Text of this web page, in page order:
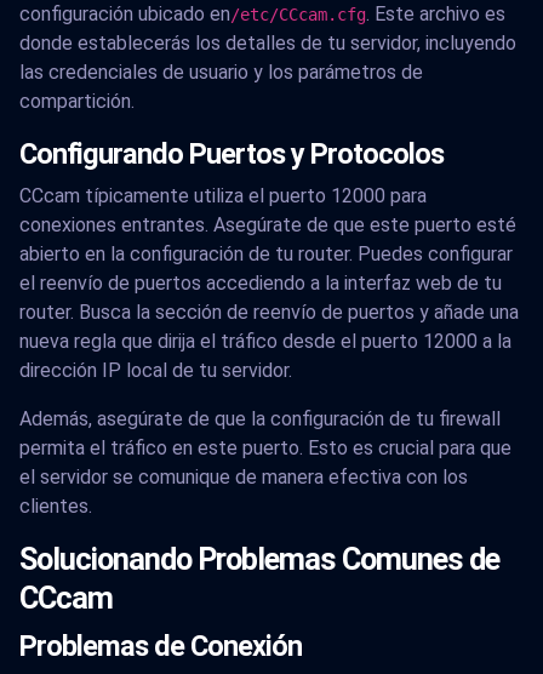
configuración ubicado en/etc/CCcam.cfg . Este archivo es
donde establecerás los detalles de tu servidor, incluyendo
las credenciales de usuario y los parámetros de
compartición.
Configurando Puertos y Protocolos
CCcam típicamente utiliza el puerto 12000 para
conexiones entrantes. Asegúrate de que este puerto esté
abierto en la configuración de tu router. Puedes configurar
el reenvío de puertos accediendo a la interfaz web de tu
router. Busca la sección de reenvío de puertos y añade una
nueva regla que dirija el tráfico desde el puerto 12000 a la
dirección IP local de tu servidor.
Además, asegúrate de que la configuración de tu firewall
permita el tráfico en este puerto. Esto es crucial para que
el servidor se comunique de manera efectiva con los
clientes.
Solucionando Problemas Comunes de
CCcam
Problemas de Conexión